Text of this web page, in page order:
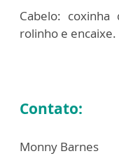
Cabelo:
rolinho e encaixe.
Contato:
Monny Barnes